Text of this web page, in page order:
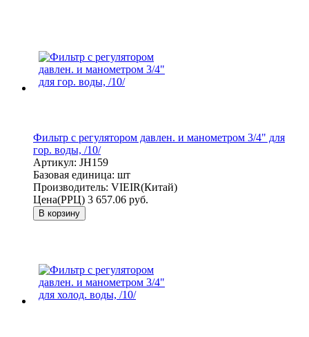
Фильтр с регулятором давлен. и манометром 3/4" для
гор. воды, /10/
Артикул: JH159
Базовая единица: шт
Производитель: VIEIR(Китай)
Цена(РРЦ) 3 657.06 руб.
В корзину